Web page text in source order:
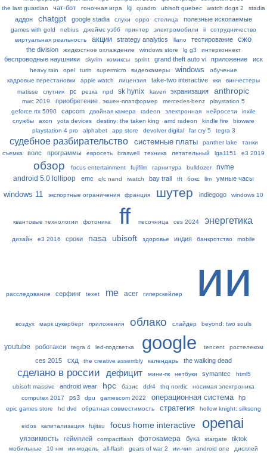
the last guardian
чат-бот гоночная игра lg quadro ubisoft quebec watch dogs 2 stadia
аддон chatgpt google stadia слухи oppo столица полезные ископаемые
games with gold nebius джеймс уэбб принтер электромобили ii
сотрудничество
виртуальная реальность
акции strategy analytics llano тестирование сжо
the division жидкостное охлаждение windows store lg g3 интерконнект
беспроводные наушники skyrim комиксы sprint grand theft auto vi приложение иск
heavy rain opel turin supermicro видеокамеры windows
обучение
кадровые перестановки
apple watch лицензия take-two interactive кки
винчестеры
matisse
спутник pc резка npd sk hynix kaveri экранизация anthropic
mwc 2019 приобретение экшен-платформер mercedes-benz
playstation 5
geforce rtx 5090
capcom двойная камера radeon электронная нейросети
inxile
службы
axon yota devices destiny: the taken king amd radeon kindle fire
bioware
playstation 4 pro
alphabet app store devolver digital far cry 5 tegra 3
судебное разбирательство системные платы panther lake
танки
съемка
волс программы евросеть braswell техника летательный lga1151 e3 2019
обзор focus entertainment fujifilm гарнитура bulldozer
nvme
android 5.0 lollipop
emc qlc nand iwatch bay trail tft бокс llm умные часы
windows 11 экспортные ограничения франция шутер indiegogo windows 10
квантовые технологии фотоника ff песочница ces 2024 энергетика
дизайн e3 2016 сроки nasa ubisoft здоровье индия банкротство mobile
расследование серфинг texet me acer гиперскейлер ии
воздух марк цукерберг приложения облако слайдер beyond: two souls
youtube роботакси tegra 4 led-подсветка google tencent ростелеком
ces 2015 схд the creative assembly календарь the walking dead
сделано в россии дефицит мини-пк нетбуки symantec
html5
ubisoft massive
android wear hpc базис ddr4 thq nordic
носимая электроника
computex 2017
ps3 dpu gamescom 2022 операционная система hp
epic games store hd dvd обратная совместимость стратегия hollow knight: silksong
eidos капитализация fujitsu focus home interactive openai
уязвимость геймплей compactflash фотокамера бука stargate tiktok
мобильные 10 нм ии-модель all-flash gears of war 2 ии-чип android one
дисплей